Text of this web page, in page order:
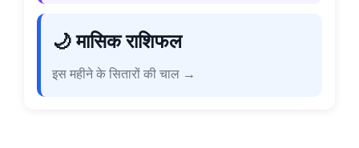
🌙 मासिक राशिफल
इस महीने के सितारों की चाल →